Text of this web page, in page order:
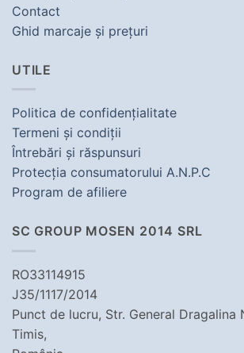
Contact
Ghid marcaje şi preţuri
UTILE
Politica de confidenţialitate
Termeni şi condiţii
Întrebări şi răspunsuri
Protecţia consumatorului A.N.P.C
Program de afiliere
SC GROUP MOSEN 2014 SRL
RO33114915
J35/1117/2014
Punct de lucru, Str. General Dragalina
Timis,